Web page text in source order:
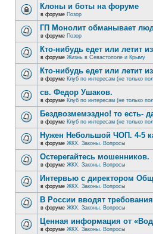
Клоны и боты на форуме
в форуме Позор
ГП Монолит обманывает
в форуме Позор
Кто-нибудь едет или летит
в форуме Жизнь в Севастополе и Крыму
Кто-нибудь едет или летит
в форуме Клуб по интересам (не только
св. Федор Ушаков.
в форуме Клуб по интересам (не только
Бездвозмемэздно! то есть-
в форуме Клуб по интересам (не только
Нужен Небольшой ЧОП. 4-5
в форуме ЖКХ. Законы. Вопросы
Остерегайтесь мошенников.
в форуме ЖКХ. Законы. Вопросы
Интервью с директором
в форуме ЖКХ. Законы. Вопросы
В России вводят
в форуме ЖКХ. Законы. Вопросы
Ценная информация от
в форуме ЖКХ. Законы. Вопросы